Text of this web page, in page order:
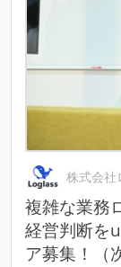
株式会社
複雑な業務
経営判断を
ア募集！（